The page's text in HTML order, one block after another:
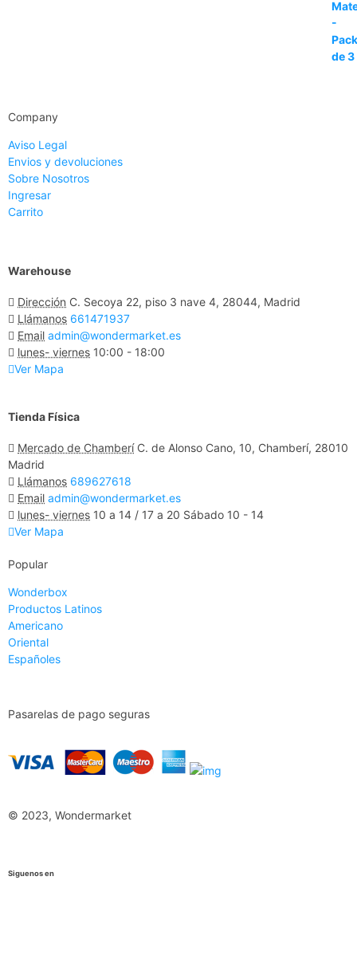
Company
Aviso Legal
Envios y devoluciones
Sobre Nosotros
Ingresar
Carrito
Warehouse
Dirección C. Secoya 22, piso 3 nave 4, 28044, Madrid
Llámanos 661471937
Email admin@wondermarket.es
lunes- viernes 10:00 - 18:00
Ver Mapa
Tienda Física
Mercado de Chamberí C. de Alonso Cano, 10, Chamberí, 28010
Madrid
Llámanos 689627618
Email admin@wondermarket.es
lunes- viernes 10 a 14 / 17 a 20 Sábado 10 - 14
Ver Mapa
Popular
Wonderbox
Productos Latinos
Americano
Oriental
Españoles
Pasarelas de pago seguras
© 2023, Wondermarket
Siguenos en